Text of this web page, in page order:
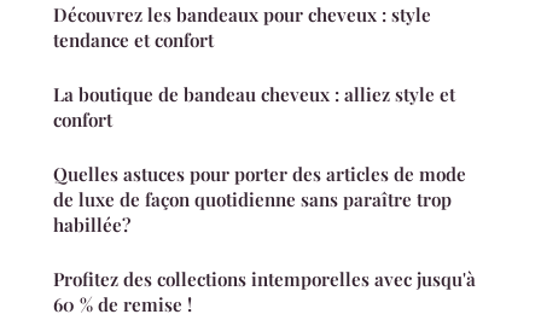
Découvrez les bandeaux pour cheveux : style
tendance et confort
La boutique de bandeau cheveux : alliez style et
confort
Quelles astuces pour porter des articles de mode
de luxe de façon quotidienne sans paraître trop
habillée?
Profitez des collections intemporelles avec jusqu'à
60 % de remise !